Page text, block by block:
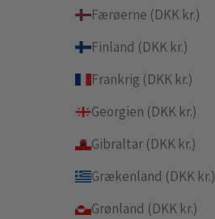
Færøerne (DKK kr.)
Finland (DKK kr.)
Frankrig (DKK kr.)
Georgien (DKK kr.)
Gibraltar (DKK kr.)
Grækenland (DKK kr.)
Grønland (DKK kr.)